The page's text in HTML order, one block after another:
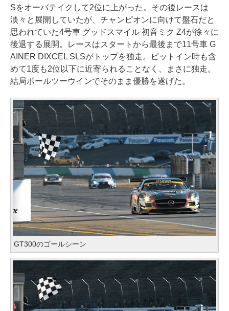
Sをオーバテイクして2位に上がった。その後レースは
淡々と展開していたが、チャンピオンに向けて盤石だと
思われていた4号車 グッドスマイル 初音ミク Z4が徐々に
後退する展開。レースはスタートから最後まで11号車 G
AINER DIXCEL SLSがトップを独走。ピットイン時も含
めて1度も2位以下に近寄られることなく、まさに独走。
結局ポールツーウインでそのまま優勝を遂げた。
GT300のゴールシーン